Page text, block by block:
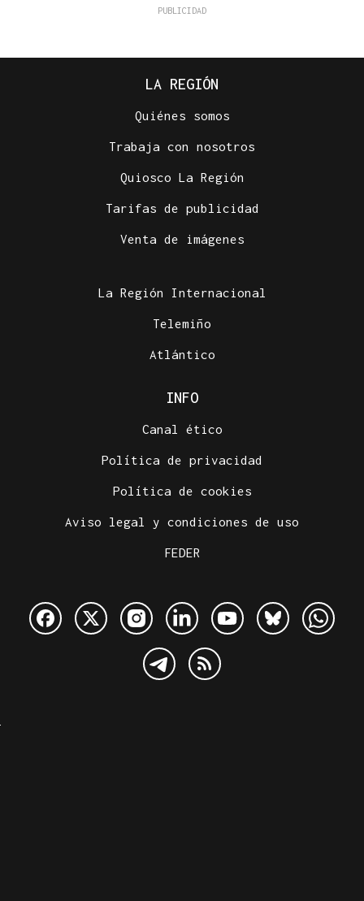
LA REGIÓN
Quiénes somos
Trabaja con nosotros
Quiosco La Región
Tarifas de publicidad
Venta de imágenes
La Región Internacional
Telemiño
Atlántico
INFO
Canal ético
Política de privacidad
Política de cookies
Aviso legal y condiciones de uso
FEDER